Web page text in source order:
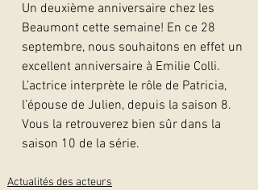
Découvrir les saisons
Un deuxième anniversaire chez les
Beaumont cette semaine! En ce 28
septembre, nous souhaitons en effet un
excellent anniversaire à Emilie Colli.
L’actrice interprète le rôle de Patricia,
l’épouse de Julien, depuis la saison 8.
Vous la retrouverez bien sûr dans la
saison 10 de la série.
Actualités des acteurs